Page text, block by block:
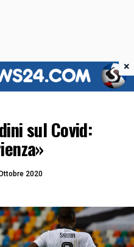
sul Covid:
2020
×